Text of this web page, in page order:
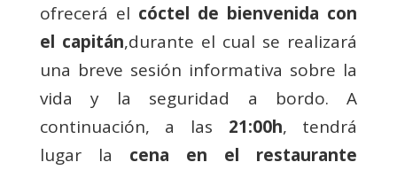
ofrecerá el cóctel de bienvenida con
el capitán,durante el cual se realizará
una breve sesión informativa sobre la
vida y la seguridad a bordo. A
continuación, a las 21:00h, tendrá
lugar la cena en el restaurante